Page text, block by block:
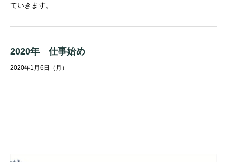
ていきます。
2020年 仕事始め
2020年1月6日（月）